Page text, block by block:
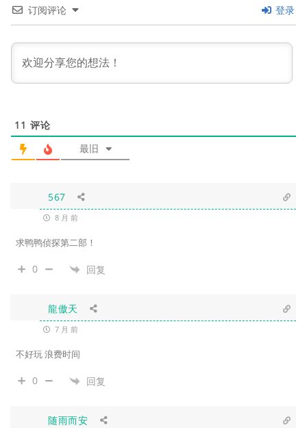
订阅评论 登录
11 评论
最旧
567
8 月 前
求鸭鸭侦探第二部！
0 回复
龍傲天
7 月 前
不好玩 浪费时间
0 回复
随雨而安